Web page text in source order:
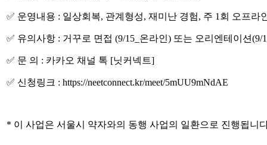
✅ 운영내용 : 일상회복, 관계형성, 재미난 경험, 주 1회 오프
✅ 유의사항 : 거꾸로 면접 (9/15_온라인) 또는 오리엔테이션(9/
✅ 문 의 : 카카오 채널 톡 [닛커넥트]
✅ 신청링크 : https://neetconnect.kr/meet/5mUU9mNdAE
* 이 사업은 서울시 약자와의 동행 사업의 일환으로 진행됩니